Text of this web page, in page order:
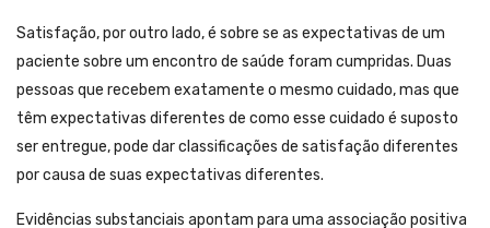
Satisfação, por outro lado, é sobre se as expectativas de um
paciente sobre um encontro de saúde foram cumpridas. Duas
pessoas que recebem exatamente o mesmo cuidado, mas que
têm expectativas diferentes de como esse cuidado é suposto
ser entregue, pode dar classificações de satisfação diferentes
por causa de suas expectativas diferentes.
Evidências substanciais apontam para uma associação positiva